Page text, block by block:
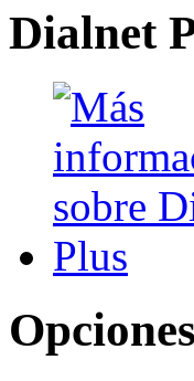
Dialnet